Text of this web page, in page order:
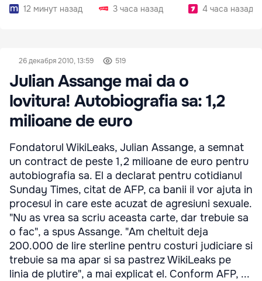
12 минут назад
3 часа назад
4 часа назад
26 декабря 2010, 13:59 519
Julian Assange mai da o
lovitura! Autobiografia sa: 1,2
milioane de euro
Fondatorul WikiLeaks, Julian Assange, a semnat
un contract de peste 1,2 milioane de euro pentru
autobiografia sa. El a declarat pentru cotidianul
Sunday Times, citat de AFP, ca banii il vor ajuta in
procesul in care este acuzat de agresiuni sexuale.
"Nu as vrea sa scriu aceasta carte, dar trebuie sa
o fac", a spus Assange. "Am cheltuit deja
200.000 de lire sterline pentru costuri judiciare si
trebuie sa ma apar si sa pastrez WikiLeaks pe
linia de plutire", a mai explicat el. Conform AFP, ...